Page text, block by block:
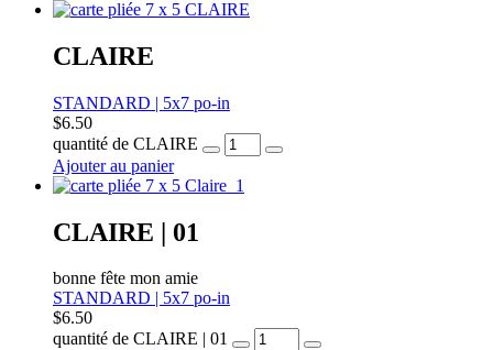
CLAIRE
STANDARD | 5x7 po-in
$6.50
quantité de CLAIRE
Ajouter au panier
CLAIRE | 01
bonne fête mon amie
STANDARD | 5x7 po-in
$6.50
quantité de CLAIRE | 01